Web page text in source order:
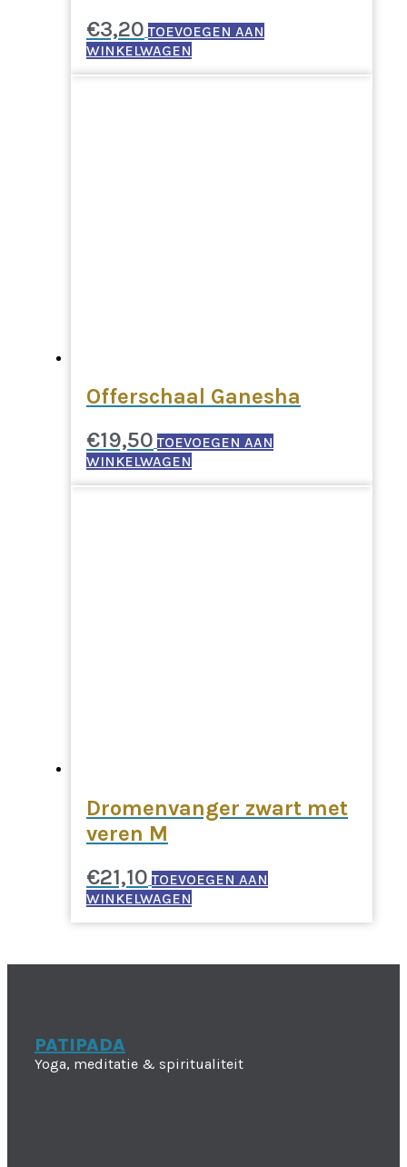
€3,20 TOEVOEGEN AAN
WINKELWAGEN
Offerschaal Ganesha
€19,50 TOEVOEGEN AAN
WINKELWAGEN
Dromenvanger zwart met
veren M
€21,10 TOEVOEGEN AAN
WINKELWAGEN
PATIPADA
Yoga, meditatie & spiritualiteit